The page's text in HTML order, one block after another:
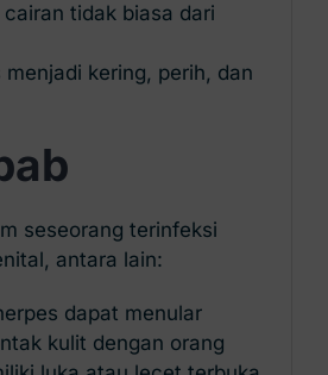
cairan tidak biasa dari
menjadi kering, perih, dan
seseorang terinfeksi
antara lain:
dapat menular
kulit dengan orang